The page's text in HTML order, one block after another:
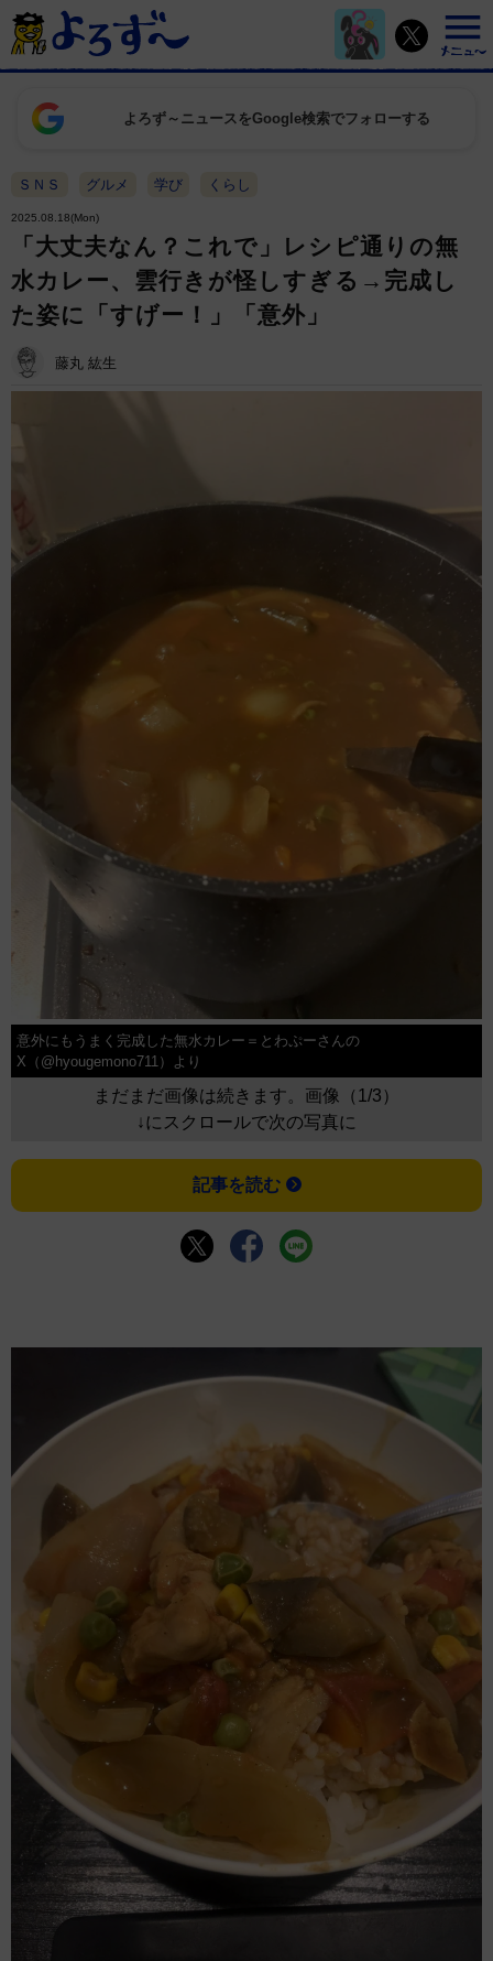
よろず～ニュースをGoogle検索でフォローする
ＳＮＳ グルメ 学び くらし
2025.08.18(Mon)
「大丈夫なん？これで」レシピ通りの無
水カレー、雲行きが怪しすぎる→完成し
た姿に「すげー！」「意外」
藤丸 紘生
意外にもうまく完成した無水カレー＝とわぷーさんの
X（@hyougemono711）より
まだまだ画像は続きます。画像（1/3）
↓にスクロールで次の写真に
記事を読む